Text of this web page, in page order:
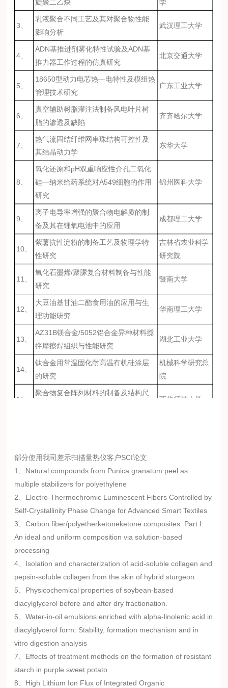
旋聚二乙炔
学
3、
乳液聚合不同工艺及其对聚合物性能
影响分析
武汉理工大学
4、
ADN基推进剂雾化特性试验及ADN基
推力器工作过程的仿真研究
北京交通大学
5、
18650型动力电芯热—电特性及模组热
管理技术研究
广东工业大学
6、
真空辅助树脂灌注法制备风电叶片树
脂的渗透及缺陷
齐齐哈尔大学
7、
热气流固结纤维网串珠结构可控性及
其结晶动力学
东华大学
8、
氧化还原和pH双重响应性介孔二氧化
硅—纳米给药系统对A549细胞的作用
研究
锦州医科大学
9、
离子电导率增强的聚合物电解质的制
备及其在锂氧电池中的应用
成都理工大学
10、
紫薯抗性淀粉的制备工艺及物理学特
性研究
吉林省农业科学
研究院
11、
氧化石墨烯/聚脲复合材料制备与性能
研究
暨南大学
12、
大豆油基甘油二酯食用油的应用与生
理功能研究
华南理工大学
13、
AZ31B镁合金/5052铝合金异种材料搅
拌摩擦焊组织与性能研究
湖北工业大学
14、
钛合金用常温固化耐高温有机硅涂层
的研究
机械科学研究总
院
15、
聚合物复合阵列材料的制备及结构尺
西华师范大学
17、 合肥工业大学
18、
结构/尺寸可控的多孔聚合物模板的制
备及应用研究
19、
表面改性对注射成型粘结NdFeB磁体
性能的影响
矿冶科技集团有
限公司
长玄武岩纤维增强阻燃聚丙烯的研究
21、
PP/CaCO3复合材料的制备及用于加固
混凝土抗弯性能的研究
内蒙古交通职业
技术学院
22、
挤压与时效处理对建筑铝型材微观结
构与力学性能的影响
湖北轻工职业技
术学院
23、
天然提取物在聚烯烃抗氧化改性中的
应用研究
部分使用我司差示扫描量热仪客户SCI论文
1、Natural compounds from Punica granatum peel as
multiple stabilizers for polyethylene
2、Electro-Thermochromic Luminescent Fibers Controlled by
Self-Crystallinity Phase Change for Advanced Smart Textiles
3、Carbon fiber/polyetherketoneketone composites. Part I:
An ideal and uniform composition via solution‐based
processing
4、Isolation and characterization of acid-soluble collagen and
pepsin-soluble collagen from the skin of hybrid sturgeon
5、Physicochemical properties of soybean-based
diacylglycerol before and after dry fractionation.
6、Water-in-oil emulsions enriched with alpha-linolenic acid in
diacylglycerol form: Stability, formation mechanism and in
vitro digestion analysis
7、Effects of treatment methods on the formation of resistant
starch in purple sweet potato
8、High Lithium Ion Flux of Integrated Organic